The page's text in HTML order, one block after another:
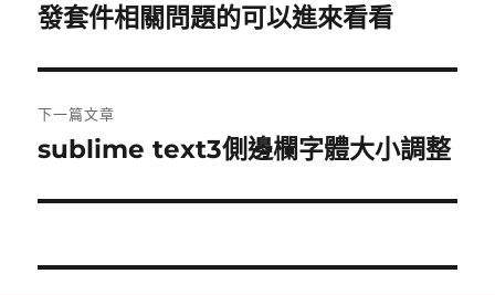
導
覽
一
文
章:
發套件相關問題的可以進來看看
下一篇文章
下
篇
章:
sublime text3側邊欄字體大小調整